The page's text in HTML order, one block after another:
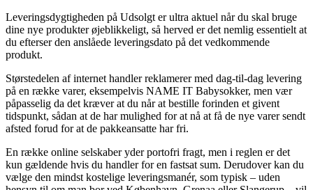
Leveringsdygtigheden på Udsolgt er ultra aktuel når du skal bruge
dine nye produkter øjeblikkeligt, så herved er det nemlig essentielt at
du efterser den anslåede leveringsdato på det vedkommende
produkt.
Størstedelen af internet handler reklamerer med dag-til-dag levering
på en række varer, eksempelvis NAME IT Babysokker, men vær
påpasselig da det kræver at du når at bestille forinden et givent
tidspunkt, sådan at de har mulighed for at nå at få de nye varer sendt
afsted forud for at de pakkeansatte har fri.
En række online selskaber yder portofri fragt, men i reglen er det
kun gældende hvis du handler for en fastsat sum. Derudover kan du
vælge den mindst kostelige leveringsmanér, som typisk – uden